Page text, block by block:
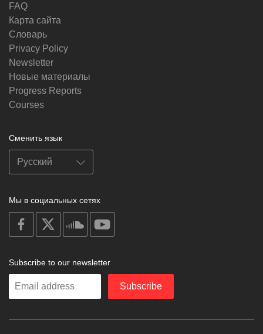
FAQ
Карта сайта
Словарь
Privacy Policy
Newsletter
Новые материалы
Progress Reports
Courses
Сменить язык
Мы в социальных сетях
on
facebook
soundcloud
Subscribe to our newsletter
Enter
Subscribe